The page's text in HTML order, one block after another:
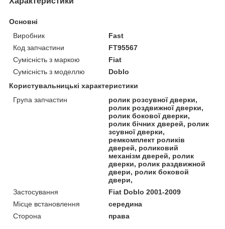
Основні
Виробник
Fast
Код запчастини
FT95567
Сумісність з маркою
Fiat
Сумісність з моделлю
Doblo
Користувальницькі характеристики
Група запчастин
ролик розсувної дверки,
ролик роздвижної дверки,
ролик бокової дверки,
ролик бічних дверей, ролик
зсувної дверки,
ремкомплект роликів
дверей, роликовий
механізм дверей, ролик
дверки, ролик раздвижной
двери, ролик боковой
двери,
Застосування
Fiat Doblo 2001-2009
Місце встановлення
середина
Сторона
права